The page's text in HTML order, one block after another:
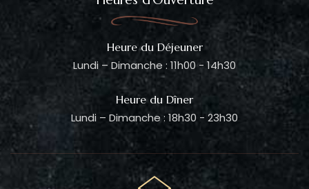
Heure du Déjeuner
Lundi – Dimanche : 11h00 - 14h30
Heure du Dîner
Lundi – Dimanche : 18h30 - 23h30